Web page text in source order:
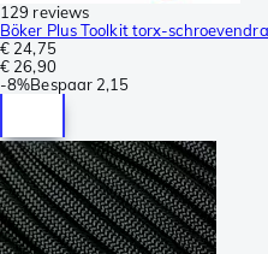
129 reviews
Böker Plus Toolkit torx-
€ 24,75
€ 26,90
-8%Bespaar 2,15